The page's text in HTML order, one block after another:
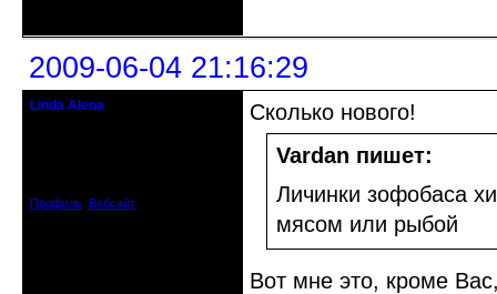
2009-06-04 21:16:29
Linda Alena
Профиль Вебсайт
Сколько нового!
Vardan пишет:
Личинки зофобаса
мясом или рыбой
Вот мне это, кроме